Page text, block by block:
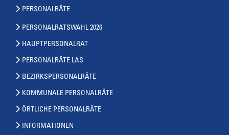
PERSONALRÄTE
PERSONALRATSWAHL 2026
HAUPTPERSONALRAT
PERSONALRÄTE LAS
BEZIRKSPERSONALRÄTE
KOMMUNALE PERSONALRÄTE
ÖRTLICHE PERSONALRÄTE
INFORMATIONEN